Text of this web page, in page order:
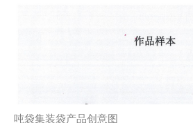
吨袋集装袋产品创意图